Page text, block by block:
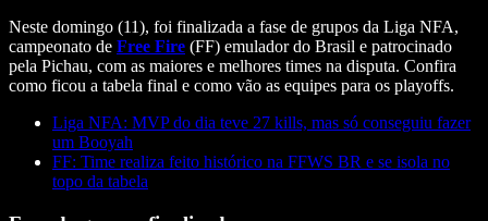
Neste domingo (11), foi finalizada a fase de grupos da Liga NFA,
campeonato de Free Fire (FF) emulador do Brasil e patrocinado
pela Pichau, com as maiores e melhores times na disputa. Confira
como ficou a tabela final e como vão as equipes para os playoffs.
Liga NFA: MVP do dia teve 27 kills, mas só conseguiu fazer
um Booyah
FF: Time realiza feito histórico na FFWS BR e se isola no
topo da tabela